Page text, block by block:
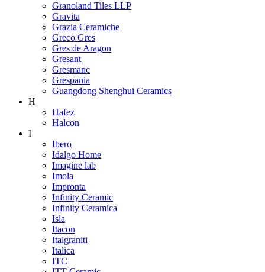
Granoland Tiles LLP
Gravita
Grazia Ceramiche
Greco Gres
Gres de Aragon
Gresant
Gresmanc
Grespania
Guangdong Shenghui Ceramics
H
Hafez
Halcon
I
Ibero
Idalgo Home
Imagine lab
Imola
Impronta
Infinity Ceramic
Infinity Ceramica
Isla
Itacon
Italgraniti
Italica
ITC